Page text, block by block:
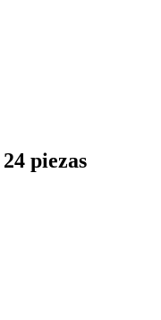
piezas